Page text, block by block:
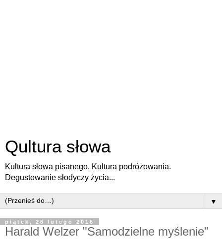
Qultura słowa
Kultura słowa pisanego. Kultura podróżowania.
Degustowanie słodyczy życia...
▼
piątek, 26 lutego 2016
Harald Welzer "Samodzielne myślenie"